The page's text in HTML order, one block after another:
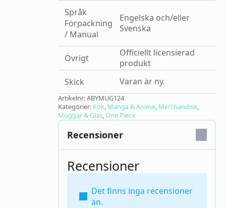
Språk
Förpackning
/ Manual
Engelska och/eller
Svenska
Övrigt
Officiellt licensierad
produkt
Skick
Varan är ny.
Artikelnr:ABYMUG124
Kategorier: Kök, Manga & Anime, Merchandise,
Muggar & Glas,One Piece
Recensioner
Recensioner
Det finns inga recensioner
än.